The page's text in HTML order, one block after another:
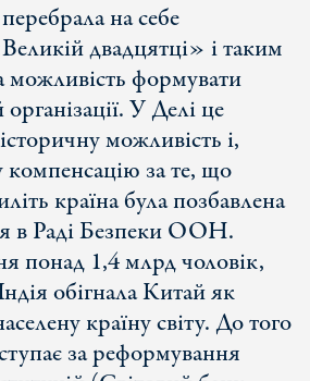
на себе
двадцятці» і таким
формувати
У Делі це
можливість і,
за те, що
країна була позбавлена
в Раді Безпеки ООН.
понад 1,4 млрд чоловік,
обігнала Китай як
країну світу. До того
за реформування